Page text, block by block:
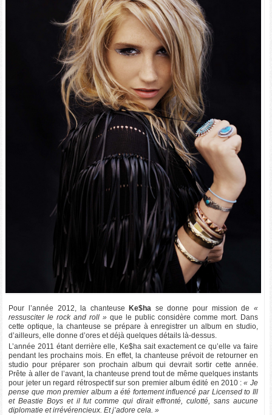
Pour l’année 2012, la chanteuseKe$ha se donne pour mission de «
ressusciter le rock and roll » que le public considère comme mort. Dans
cette optique, la chanteuse se prépare à enregistrer un album en studio,
d’ailleurs, elle donne d’ores et déjà quelques détails là-dessus.
L’année 2011 étant derrière elle, Ke$ha sait exactement ce qu’elle va faire
pendant les prochains mois. En effet, la chanteuse prévoit de retourner en
studio pour préparer son prochain album qui devrait sortir cette année.
Prête à aller de l’avant, la chanteuse prend tout de même quelques instants
pour jeter un regard rétrospectif sur son premier album édité en 2010 :« Je
pense que mon premier album a été fortement influencé par Licensed to Ill
et Beastie Boys et il fut comme qui dirait effronté, culotté, sans aucune
diplomatie et irrévérencieux. Et j’adore cela. »